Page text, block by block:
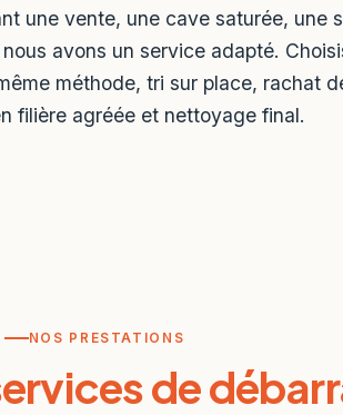
une vente, une cave saturée, une
avons un service adapté.
méthode, tri sur place, rachat
filière agréée et nettoyage final.
NOS PRESTATIONS
de